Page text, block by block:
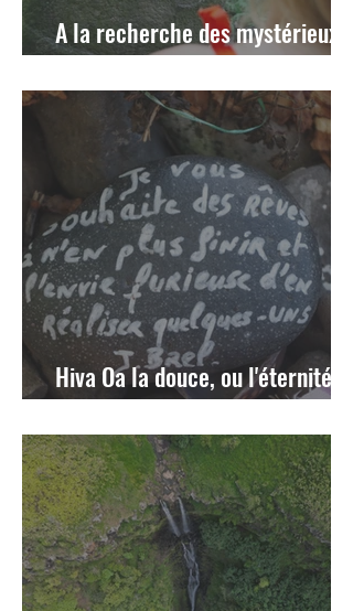
A la recherche des mystérieux
Tiki
Hiva Oa la douce, ou l'éternité de
Brel et Gauguin